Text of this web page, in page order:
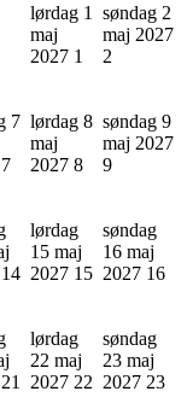
lørdag 1
maj
2027 1
søndag 2
maj 2027
2
7
7
lørdag 8
maj
2027 8
søndag 9
maj 2027
9
14
lørdag
15 maj
2027 15
søndag
16 maj
2027 16
21
lørdag
22 maj
2027 22
søndag
23 maj
2027 23